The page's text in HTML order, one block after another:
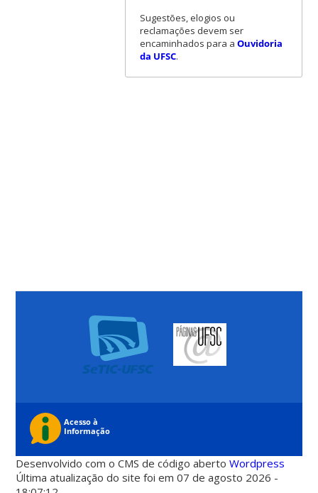
Sugestões, elogios ou
reclamações devem ser
encaminhados para a Ouvidoria
da UFSC.
Desenvolvido com o CMS de código abertoWordpress
Última atualização do site foi em 07 de agosto 2026 -